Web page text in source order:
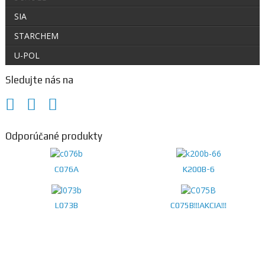
SIA
STARCHEM
U-POL
Sledujte nás na
Odporúčané produkty
C076A K200B-6
L073B C075B!!!AKCIA!!!